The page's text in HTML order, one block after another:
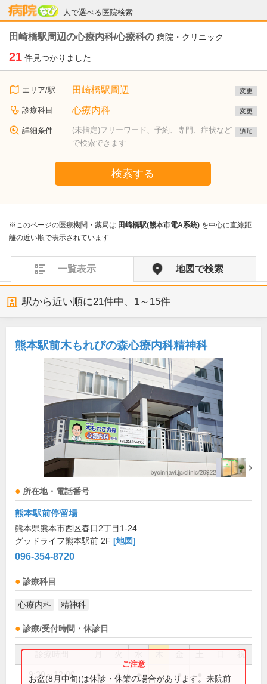
人で選べる医院検索
病院なび
田崎橋駅周辺の心療内科/心療科の 病院・クリニック
21 件見つかりました
エリア/駅 田崎橋駅周辺 変更
診療科目 心療内科 変更
詳細条件
(未指定)フリーワード、予約、専門、症状など
で検索できます
追加
検索する
※このページの医療機関・薬局は 田崎橋駅(熊本市電A系統) を中心に直線距
離の近い順で表示されています
一覧表示 地図で検索
駅から近い順に21件中、 1～15件
熊本駅前木もれびの森心療内科精神科
所在地・電話番号
熊本駅前停留場
熊本県熊本市西区春日2丁目1-24
グッドライフ熊本駅前 2F [地図]
096-354-8720
診療科目
心療内科 精神科
診療/受付時間・休診日
祝
9:30～12:00 ● ● ● ●
お盆(8月中旬)は休診・休業の場合があります。来院前